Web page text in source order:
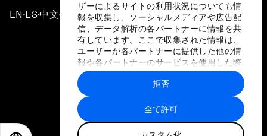
ザーによるサイトの利用状況についても情
報を収集し、ソーシャルメディアや広告配
信、データ解析の各パートナーに情報を共
有しています。ここで収集された情報は、
ユーザーが各パートナーに提供した他の情
報や各パートナーのサービスを使用した際
に収集された情報と組み合わされ、各パー
トナーによって使用されることがありま
す。
全て許可
拒否
EN ▪ES▪中文▪ 日本語
プライバシーポリシーと利用規約
サイトマップ